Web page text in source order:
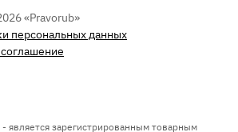
«Pravorub»
персональных данных
является зарегистрированным товарным